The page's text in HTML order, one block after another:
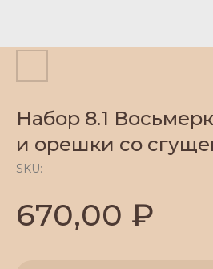
Набор 8.1
и орешки со
SKU:
670,00 ₽